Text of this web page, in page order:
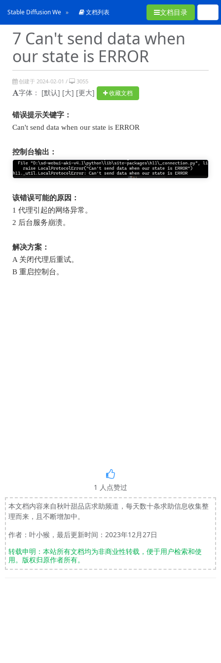
Stable Diffusion WebUI常见问题合集
文档列表 文档目录
7 Can't send data when
our state is ERROR
创建于 2024-02-01 / 3055
字体： [默认] [大] [更大] 收藏文档
错误提示关键字：
Can't send data when our state is ERROR
控制台输出：
该错误可能的原因：
1 代理引起的网络异常。
2 后台服务崩溃。
解决方案：
A 关闭代理后重试。
B 重启控制台。
1 人点赞过
本文档内容来自秋叶甜品店求助频道，每天数十条求助信息收集整
理而来，且不断增加中。
作者：叶小猴，最后更新时间：2023年12月27日
转载申明：本站所有文档均为非商业性转载，便于用户检索和使
用。版权归原作者所有。